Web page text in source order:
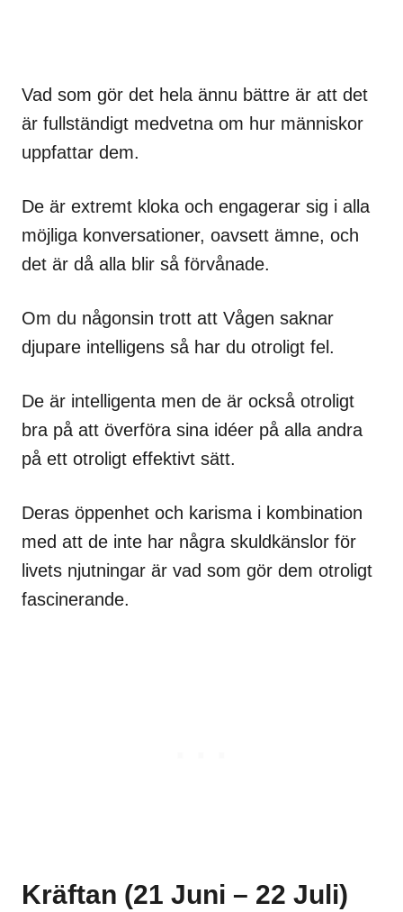
Vad som gör det hela ännu bättre är att det
är fullständigt medvetna om hur människor
uppfattar dem.
De är extremt kloka och engagerar sig i alla
möjliga konversationer, oavsett ämne, och
det är då alla blir så förvånade.
Om du någonsin trott att Vågen saknar
djupare intelligens så har du otroligt fel.
De är intelligenta men de är också otroligt
bra på att överföra sina idéer på alla andra
på ett otroligt effektivt sätt.
Deras öppenhet och karisma i kombination
med att de inte har några skuldkänslor för
livets njutningar är vad som gör dem otroligt
fascinerande.
Kräftan (21 Juni – 22 Juli)